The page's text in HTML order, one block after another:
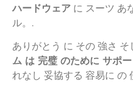
ハードウェア に スーツ あ
ル。.
ありがとう に その 強さ そ
ム は 完璧 のために サポー
れなし 妥協する 容易に の